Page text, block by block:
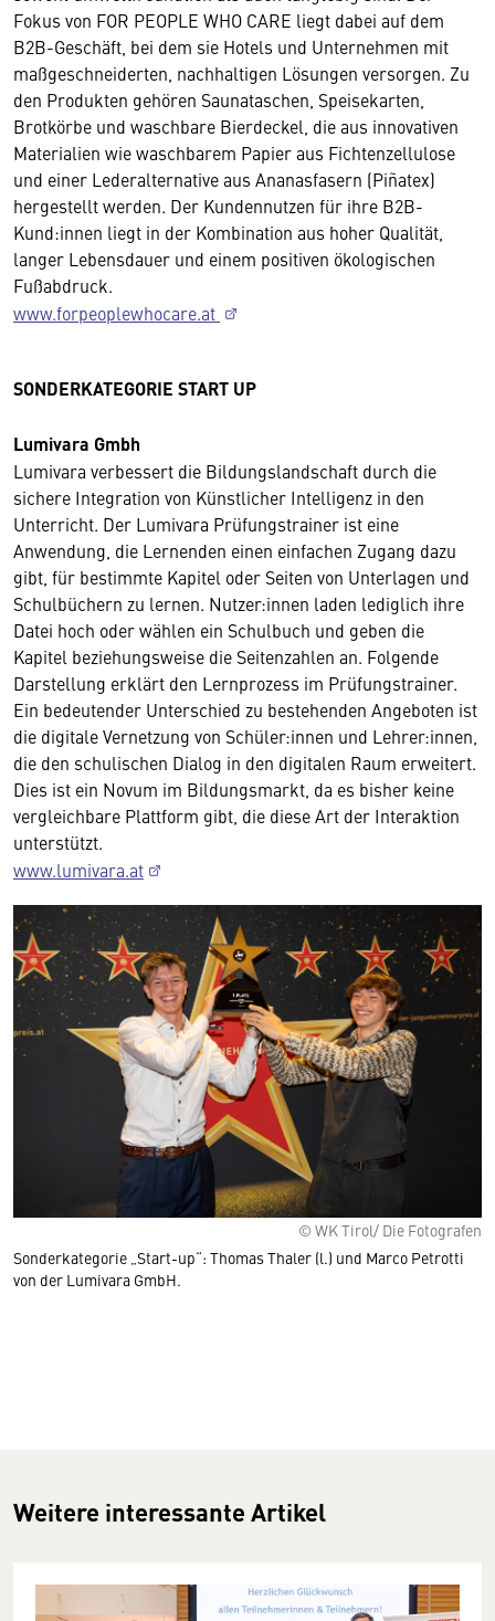
Fokus von FOR PEOPLE WHO CARE liegt dabei auf dem
B2B-Geschäft, bei dem sie Hotels und Unternehmen mit
maßgeschneiderten, nachhaltigen Lösungen versorgen. Zu
den Produkten gehören Saunataschen, Speisekarten,
Brotkörbe und waschbare Bierdeckel, die aus innovativen
Materialien wie waschbarem Papier aus Fichtenzellulose
und einer Lederalternative aus Ananasfasern (Piñatex)
hergestellt werden. Der Kundennutzen für ihre B2B-
Kund:innen liegt in der Kombination aus hoher Qualität,
langer Lebensdauer und einem positiven ökologischen
Fußabdruck.
www.forpeoplewhocare.at
SONDERKATEGORIE START UP
Lumivara Gmbh
Lumivara verbessert die Bildungslandschaft durch die
sichere Integration von Künstlicher Intelligenz in den
Unterricht. Der Lumivara Prüfungstrainer ist eine
Anwendung, die Lernenden einen einfachen Zugang dazu
gibt, für bestimmte Kapitel oder Seiten von Unterlagen und
Schulbüchern zu lernen. Nutzer:innen laden lediglich ihre
Datei hoch oder wählen ein Schulbuch und geben die
Kapitel beziehungsweise die Seitenzahlen an. Folgende
Darstellung erklärt den Lernprozess im Prüfungstrainer.
Ein bedeutender Unterschied zu bestehenden Angeboten ist
die digitale Vernetzung von Schüler:innen und Lehrer:innen,
die den schulischen Dialog in den digitalen Raum erweitert.
Dies ist ein Novum im Bildungsmarkt, da es bisher keine
vergleichbare Plattform gibt, die diese Art der Interaktion
unterstützt.
www.lumivara.at
© WK Tirol/ Die Fotografen
Sonderkategorie „Start-up“: Thomas Thaler (l.) und Marco Petrotti
von der Lumivara GmbH.
Weitere interessante Artikel